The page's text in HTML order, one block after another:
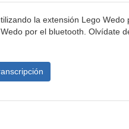
la extensión Lego
por el bluetooth. Olvídate